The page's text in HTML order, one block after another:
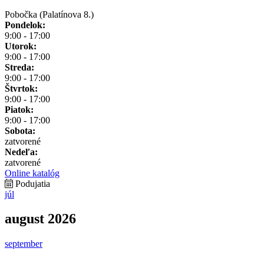
Pobočka (Palatínova 8.)
Pondelok:
9:00 - 17:00
Utorok:
9:00 - 17:00
Streda:
9:00 - 17:00
Štvrtok:
9:00 - 17:00
Piatok:
9:00 - 17:00
Sobota:
zatvorené
Nedeľa:
zatvorené
Online katalóg
Podujatia
júl
august 2026
september